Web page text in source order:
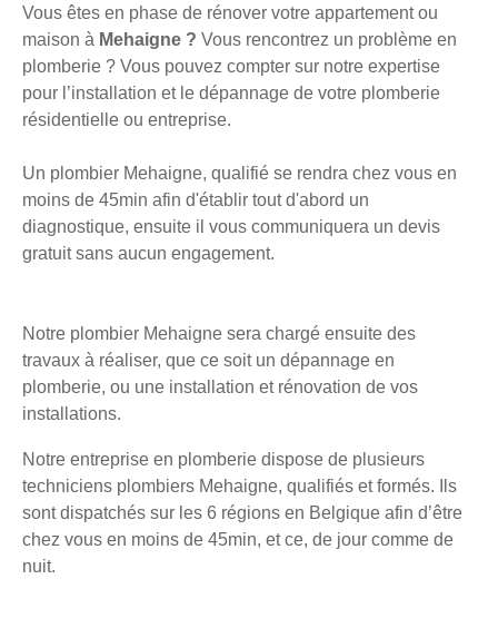
Vous êtes en phase de rénover votre appartement ou
maison à Mehaigne ? Vous rencontrez un problème en
plomberie ? Vous pouvez compter sur notre expertise
pour l’installation et le dépannage de votre plomberie
résidentielle ou entreprise.
Un plombier Mehaigne, qualifié se rendra chez vous en
moins de 45min afin d'établir tout d'abord un
diagnostique, ensuite il vous communiquera un devis
gratuit sans aucun engagement.
Notre plombier Mehaigne sera chargé ensuite des
travaux à réaliser, que ce soit un dépannage en
plomberie, ou une installation et rénovation de vos
installations.
Notre entreprise en plomberie dispose de plusieurs
techniciens plombiers Mehaigne, qualifiés et formés. Ils
sont dispatchés sur les 6 régions en Belgique afin d’être
chez vous en moins de 45min, et ce, de jour comme de
nuit.